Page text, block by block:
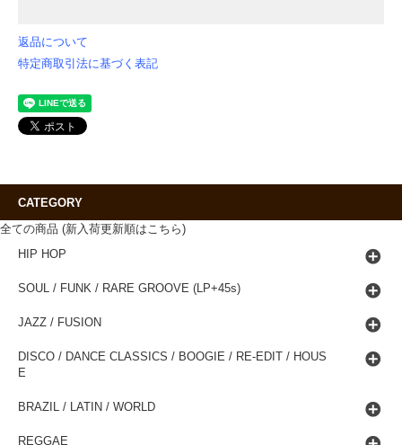
返品について
特定商取引法に基づく表記
CATEGORY
全ての商品 (新入荷更新順はこちら)
HIP HOP
SOUL / FUNK / RARE GROOVE (LP+45s)
JAZZ / FUSION
DISCO / DANCE CLASSICS / BOOGIE / RE-EDIT / HOUS
E
BRAZIL / LATIN / WORLD
REGGAE